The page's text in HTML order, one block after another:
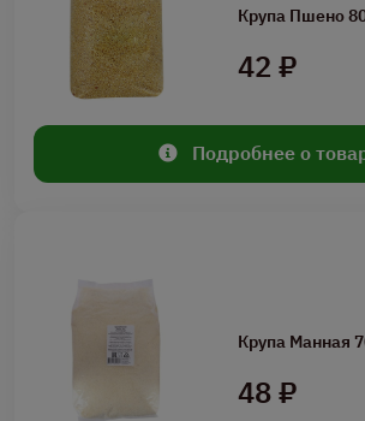
Крупа Пшено
42 ₽
Подробнее о
Крупа Манная
48 ₽